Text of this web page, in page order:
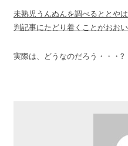
未熟児うんぬんを調べるととや
判記事にたどり着くことがおおい
実際は、どうなのだろう・・・?